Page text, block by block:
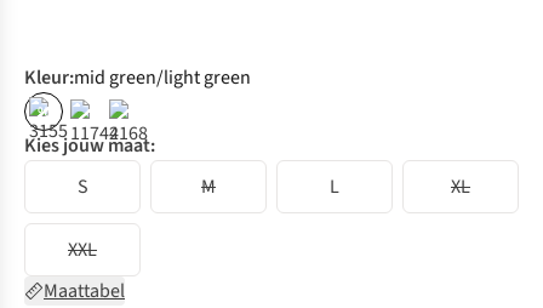
Kleur:mid green/light green
%
Kies jouw maat:
S
M L XL
XXL
Maattabel